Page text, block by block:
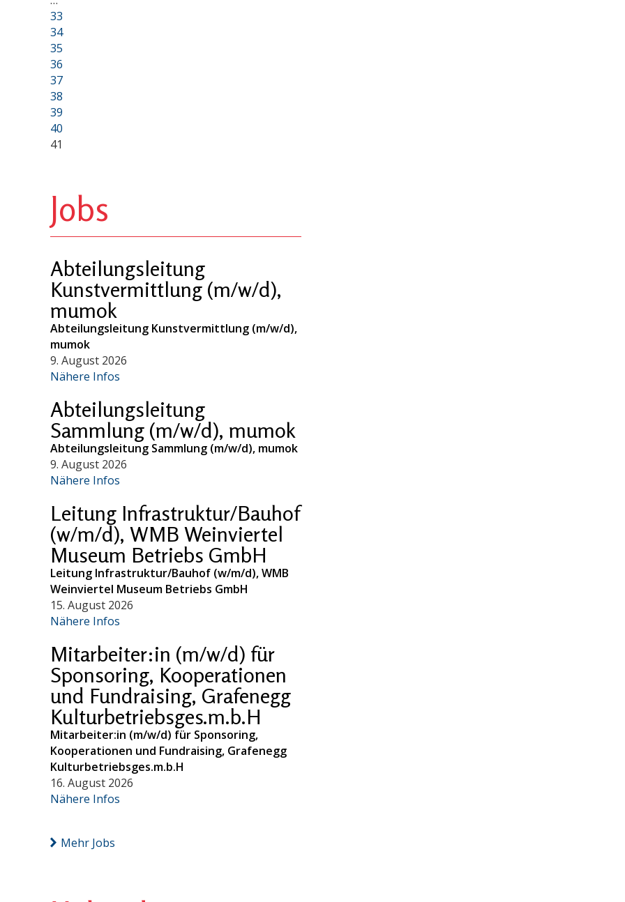
33
34
35
36
37
38
39
40
41
Jobs
Abteilungsleitung
Kunstvermittlung (m/w/d),
mumok
Abteilungsleitung Kunstvermittlung (m/w/d),
mumok
9. August 2026
Nähere Infos
Abteilungsleitung
Sammlung (m/w/d), mumok
Abteilungsleitung Sammlung (m/w/d), mumok
9. August 2026
Nähere Infos
Leitung Infrastruktur/Bauhof
(w/m/d), WMB Weinviertel
Museum Betriebs GmbH
Leitung Infrastruktur/Bauhof (w/m/d), WMB
Weinviertel Museum Betriebs GmbH
15. August 2026
Nähere Infos
Mitarbeiter:in (m/w/d) für
Sponsoring, Kooperationen
und Fundraising, Grafenegg
Kulturbetriebsges.m.b.H
Mitarbeiter:in (m/w/d) für Sponsoring,
Kooperationen und Fundraising, Grafenegg
Kulturbetriebsges.m.b.H
16. August 2026
Nähere Infos
Mehr Jobs